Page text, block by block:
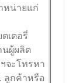
หน่ายแก่
เตอรี่
นผู้ผลิต
จะโทรหา
ลูกค้าหรือ